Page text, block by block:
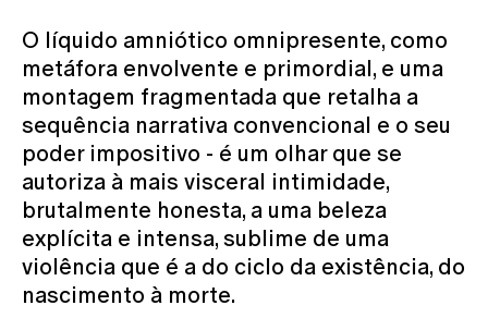
O líquido amniótico omnipresente, como
metáfora envolvente e primordial, e uma
montagem fragmentada que retalha a
sequência narrativa convencional e o seu
poder impositivo - é um olhar que se
autoriza à mais visceral intimidade,
brutalmente honesta, a uma beleza
explícita e intensa, sublime de uma
violência que é a do ciclo da existência, do
nascimento à morte.